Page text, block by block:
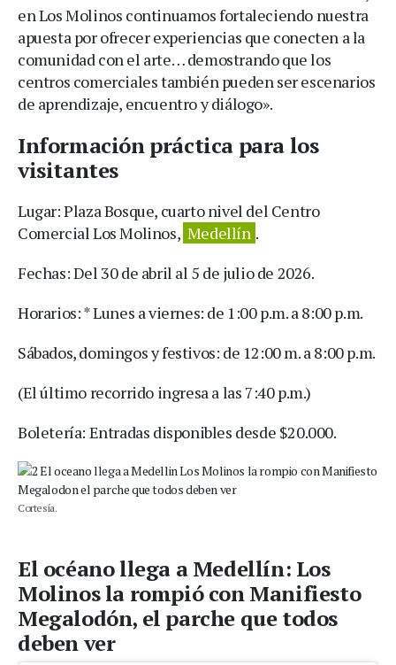
en Los Molinos continuamos fortaleciendo nuestra
apuesta por ofrecer experiencias que conecten a la
comunidad con el arte… demostrando que los
centros comerciales también pueden ser escenarios
de aprendizaje, encuentro y diálogo».
Información práctica para los
visitantes
Lugar: Plaza Bosque, cuarto nivel del Centro
Comercial Los Molinos, Medellín .
Fechas: Del 30 de abril al 5 de julio de 2026.
Horarios: * Lunes a viernes: de 1:00 p.m. a 8:00 p.m.
Sábados, domingos y festivos: de 12:00 m. a 8:00 p.m.
(El último recorrido ingresa a las 7:40 p.m.)
Boletería: Entradas disponibles desde $20.000.
Cortesía.
El océano llega a Medellín: Los
Molinos la rompió con Manifiesto
Megalodón, el parche que todos
deben ver